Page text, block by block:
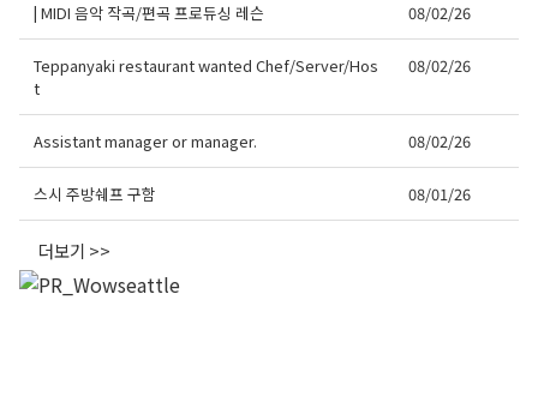
| MIDI 음악 작곡/편곡 프로듀싱 레슨 08/02/26
Teppanyaki restaurant wanted Chef/Server/Hos
t
08/02/26
Assistant manager or manager. 08/02/26
스시 주방쉐프 구함 08/01/26
더보기 >>